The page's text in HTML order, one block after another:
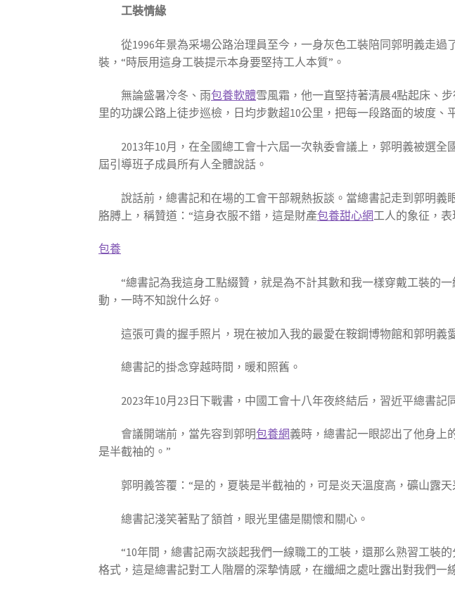
工裝情緣
從1996年景為采場公路治理員至今，一身灰色工裝陪同郭明義走過
裝，“時辰用這身工裝提示本身要堅持工人本質”。
無論盛暑冷冬、雨包養軟體雪風霜，他一直堅持著清晨4點起床、
里的功課公路上徒步巡檢，日均步數超10公里，把每一段路面的坡度、
2013年10月，在全國總工會十六屆一次執委會議上，郭明義被選
屆引導班子成員所有人全體說話。
說話前，總書記和在場的工會干部親熱扳談。當總書記走到郭明
胳膊上，稱贊道：“這身衣服不錯，這是財產包養甜心網工人的象征，
包養
“總書記為我這身工點綴贊，就是為不計其數和我一樣穿戴工裝的
動，一時不知說什么好。
這張可貴的握手照片，現在被加入我的最愛在鞍鋼博物館和郭明義
總書記的掛念穿越時間，暖和照舊。
2023年10月23日下戰書，中國工會十八年夜終結后，習近平總書
會議開端前，當先容到郭明包養網義時，總書記一眼認出了他身上
是半截袖的。”
郭明義答覆：“是的，夏裝是半截袖的，可是炎天溫度高，礦山露
總書記淺笑著點了頷首，眼光里儘是關懷和關心。
“10年間，總書記兩次談起我們一線職工的工裝，還那么熟習工裝
格式，這是總書記對工人階層的深摯情感，在纖細之處吐露出對我們